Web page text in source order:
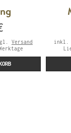
Versand
inkl.